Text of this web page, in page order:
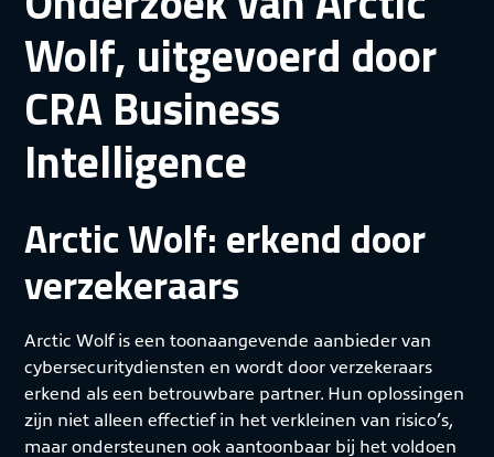
Wolf, uitgevoerd door
CRA Business
Intelligence
Arctic Wolf: erkend door
verzekeraars
Arctic Wolf is een toonaangevende aanbieder van
cybersecuritydiensten en wordt door verzekeraars
erkend als een betrouwbare partner. Hun oplossingen
zijn niet alleen effectief in het verkleinen van risico’s,
maar ondersteunen ook aantoonbaar bij het voldoen